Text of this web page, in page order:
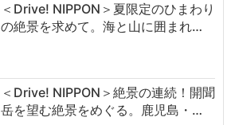
＜Drive! NIPPON＞夏限定のひまわり
の絶景を求めて。海と山に囲まれ…
＜Drive! NIPPON＞絶景の連続！開聞
岳を望む絶景をめぐる。鹿児島・…